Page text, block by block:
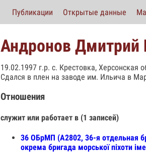
Публикации Открытые данные
Андронов Дмитрий
19.02.1997 г.р. с. Крестовка,
Сдался в плен на заводе им. Ильича в
Отношения
служит или работает в (1 записей)
36 ОБрМП (А2802, 36-я отдельная
окрема бригада морської піхоти